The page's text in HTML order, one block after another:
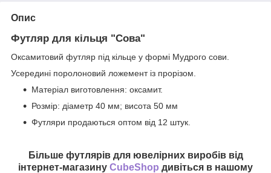
Опис
Футляр для кільця "Сова"
Оксамитовий футляр під кільце у формі Мудрого сови.
Усередині поролоновий ложемент із прорізом.
Матеріал виготовлення: оксамит.
Розмір: діаметр 40 мм; висота 50 мм
Футляри продаються оптом від 12 штук.
Більше футлярів для ювелірних виробів від
інтернет-магазину CubeShop дивіться в нашому